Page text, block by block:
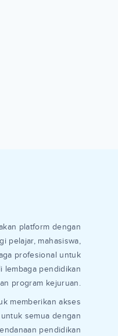
platform dengan
pelajar, mahasiswa,
profesional untuk
lembaga pendidikan
program kejuruan.
memberikan akses
semua dengan
pendidikan